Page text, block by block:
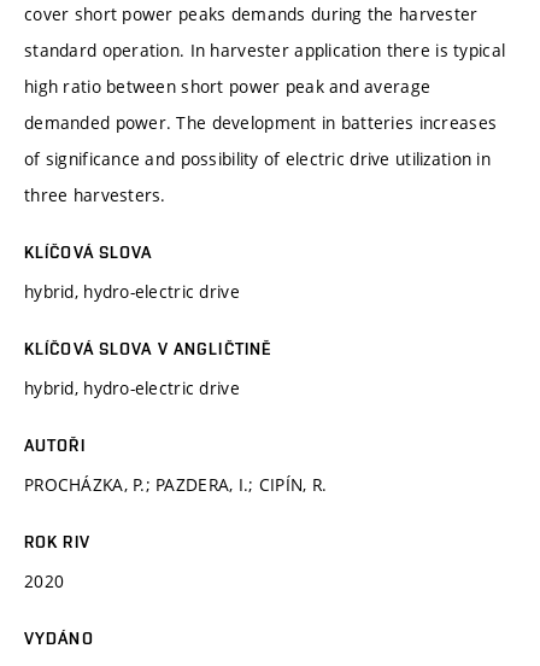
cover short power peaks demands during the harvester
standard operation. In harvester application there is typical
high ratio between short power peak and average
demanded power. The development in batteries increases
of significance and possibility of electric drive utilization in
three harvesters.
KLÍČOVÁ SLOVA
hybrid, hydro-electric drive
KLÍČOVÁ SLOVA V ANGLIČTINĚ
hybrid, hydro-electric drive
AUTOŘI
PROCHÁZKA, P.; PAZDERA, I.; CIPÍN, R.
ROK RIV
2020
VYDÁNO